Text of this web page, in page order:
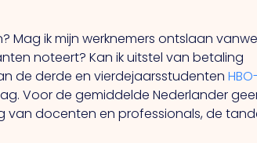
Mag ik mijn werknemers ontslaan
noteert? Kan ik uitstel van betaling
de derde en vierdejaarsstudenten
Voor de gemiddelde Nederlander
van docenten en professionals, de